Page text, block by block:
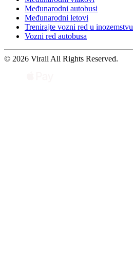
Međunarodni autobusi
Međunarodni letovi
Trenirajte vozni red u inozemstvu
Vozni red autobusa
© 2026 Virail All Rights Reserved.